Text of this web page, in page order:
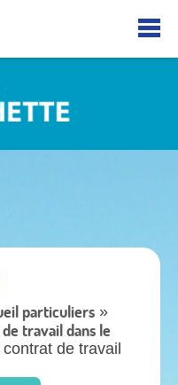
particuliers »
travail dans le
de travail